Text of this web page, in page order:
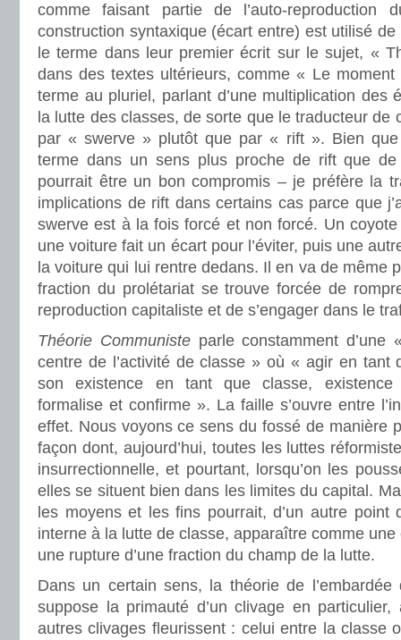
comme faisant partie de l’auto-reproduction
construction syntaxique (écart entre) est utilisé
le terme dans leur premier écrit sur le sujet, «
dans des textes ultérieurs, comme « Le
terme au pluriel, parlant d’une multiplication des
la lutte des classes, de sorte que le traducteur de
par « swerve » plutôt que par « rift ». Bien
terme dans un sens plus proche de rift que
pourrait être un bon compromis – je préfère la
implications de rift dans certains cas parce que
swerve est à la fois forcé et non forcé. Un coyote
une voiture fait un écart pour l’éviter, puis une
la voiture qui lui rentre dedans. Il en va de même
fraction du prolétariat se trouve forcée de
reproduction capitaliste et de s’engager dans le
Théorie Communisteparle constamment d’une
centre de l’activité de classe » où « agir en tant
son existence en tant que classe, existence
formalise et confirme ». La faille s’ouvre entre
effet. Nous voyons ce sens du fossé de manière
façon dont, aujourd’hui, toutes les luttes
insurrectionnelle, et pourtant, lorsqu’on les
elles se situent bien dans les limites du capital.
les moyens et les fins pourrait, d’un autre
interne à la lutte de classe, apparaître comme
une rupture d’une fraction du champ de la lutte.
Dans un certain sens, la théorie de
suppose la primauté d’un clivage en
autres clivages fleurissent : celui entre la classe